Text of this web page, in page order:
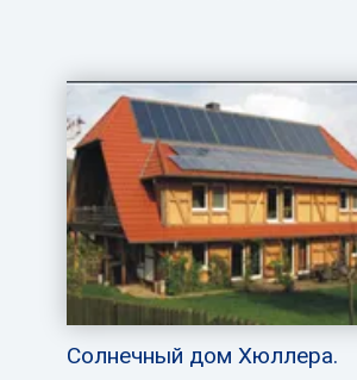
Солнечный дом Хюллера.